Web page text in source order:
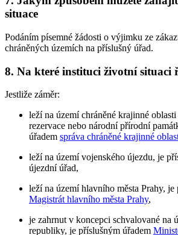
situace
Podáním písemné žádosti o výjimku ze
chráněných územích na příslušný úřad.
8. Na které instituci životní situaci
Jestliže záměr:
leží na území chráněné krajinné
rezervace nebo národní přírodní
úřadem správa chráněné krajinné
leží na území vojenského újezdu, je
újezdní úřad,
leží na území hlavního města Prahy, je
Magistrát hlavního města Prahy,
je zahrnut v koncepci schvalované na
republiky, je příslušným úřadem